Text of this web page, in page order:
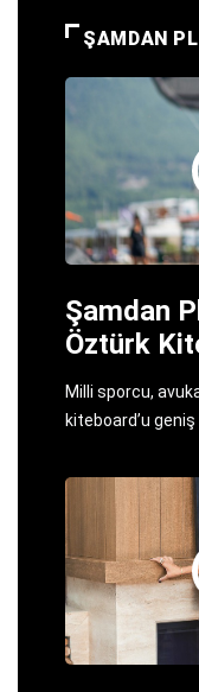
ŞAMDAN
Şamdan
Öztürk
Milli sporcu,
kiteboard’u